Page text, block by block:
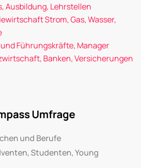
Ausbildung, Lehrstellen
Strom, Gas, Wasser,
Führungskräfte, Manager
Banken, Versicherungen
Umfrage
und Berufe
Studenten, Young